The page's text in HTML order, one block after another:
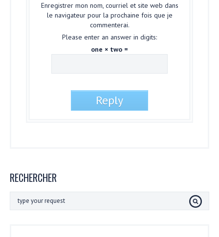
Enregistrer mon nom, courriel et site web dans
le navigateur pour la prochaine fois que je
commenterai.
Please enter an answer in digits:
one × two =
RECHERCHER